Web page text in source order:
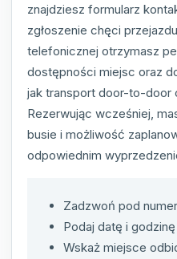
znajdziesz formularz
zgłoszenie chęci
telefonicznej otrzymasz
dostępności miejsc oraz
jak transport door-to-door
Rezerwując wcześniej,
busie i możliwość
odpowiednim
Zadzwoń pod numer
Podaj datę i
Wskaż miejsce